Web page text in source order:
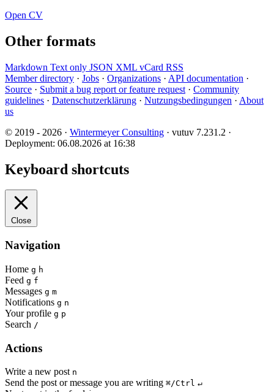
Open CV
Other formats
Markdown Text only JSON XML vCard RSS
Member directory · Jobs · Organizations · API documentation ·
Source · Submit a bug report or feature request · Community
guidelines · Datenschutzerklärung · Nutzungsbedingungen · About
us
© 2019 - 2026 · Wintermeyer Consulting · vutuv 7.231.2 ·
Deployment: 06.08.2026 at 16:38
Keyboard shortcuts
Close
Navigation
Home g h
Feed g f
Messages g m
Notifications g n
Your profile g p
Search /
Actions
Write a new post n
Send the post or message you are writing ⌘/Ctrl ↵